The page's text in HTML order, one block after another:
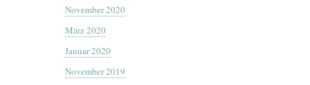
November 2020
März 2020
Januar 2020
November 2019